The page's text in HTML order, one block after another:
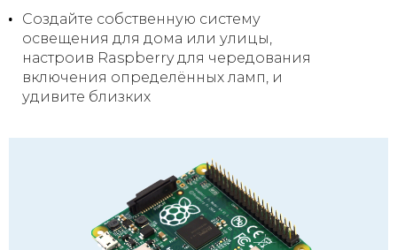
Создайте собственную систему
освещения для дома или улицы,
настроив Raspberry для чередования
включения определённых ламп, и
удивите близких